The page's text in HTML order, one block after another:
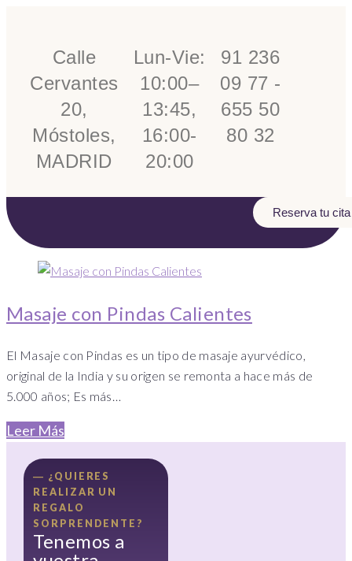
Calle
Cervantes
20,
Móstoles,
MADRID
Lun-Vie:
10:00–
13:45,
16:00-
20:00
91 236
09 77 -
655 50
80 32
Reserva tu cita
Masaje con Pindas Calientes
El Masaje con Pindas es un tipo de masaje ayurvédico,
original de la India y su origen se remonta a hace más de
5.000 años; Es más…
Leer Más
― ¿QUIERES
REALIZAR UN
REGALO
SORPRENDENTE?
Tenemos a